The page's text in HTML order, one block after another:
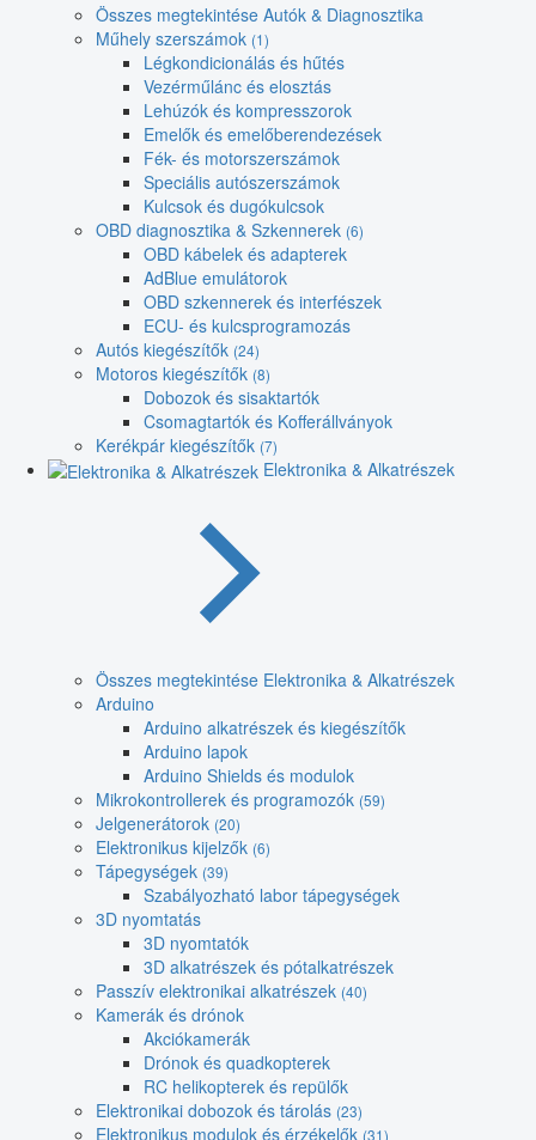
Összes megtekintése Autók & Diagnosztika
Műhely szerszámok (1)
Légkondicionálás és hűtés
Vezérműlánc és elosztás
Lehúzók és kompresszorok
Emelők és emelőberendezések
Fék- és motorszerszámok
Speciális autószerszámok
Kulcsok és dugókulcsok
OBD diagnosztika & Szkennerek (6)
OBD kábelek és adapterek
AdBlue emulátorok
OBD szkennerek és interfészek
ECU- és kulcsprogramozás
Autós kiegészítők (24)
Motoros kiegészítők (8)
Dobozok és sisaktartók
Csomagtartók és Kofferállványok
Kerékpár kiegészítők (7)
Elektronika & Alkatrészek
Összes megtekintése Elektronika & Alkatrészek
Arduino
Arduino alkatrészek és kiegészítők
Arduino lapok
Arduino Shields és modulok
Mikrokontrollerek és programozók (59)
Jelgenerátorok (20)
Elektronikus kijelzők (6)
Tápegységek (39)
Szabályozható labor tápegységek
3D nyomtatás
3D nyomtatók
3D alkatrészek és pótalkatrészek
Passzív elektronikai alkatrészek (40)
Kamerák és drónok
Akciókamerák
Drónok és quadkopterek
RC helikopterek és repülők
Elektronikai dobozok és tárolás (23)
Elektronikus modulok és érzékelők (31)